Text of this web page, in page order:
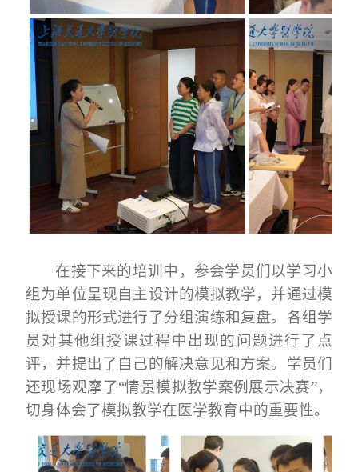
在接下来的培训中，参会学员们以学习小
组为单位呈现自主设计的模拟教学，并通过模
拟授课的形式进行了分组演练和复盘。各组学
员对其他组授课过程中出现的问题进行了点
评，并提出了自己的解决意见和方案。学员们
还现场观摩了“情景模拟教学案例展示决赛”，
切身体会了模拟教学在医学教育中的重要性。